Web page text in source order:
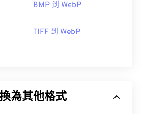
BMP 到 WebP
TIFF 到 WebP
為其他格式